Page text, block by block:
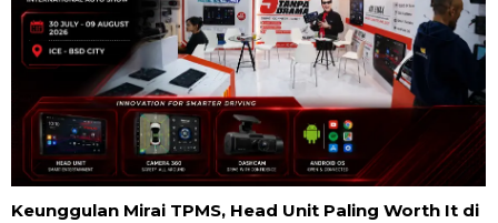
Keunggulan Mirai TPMS, Head Unit Paling Worth It di